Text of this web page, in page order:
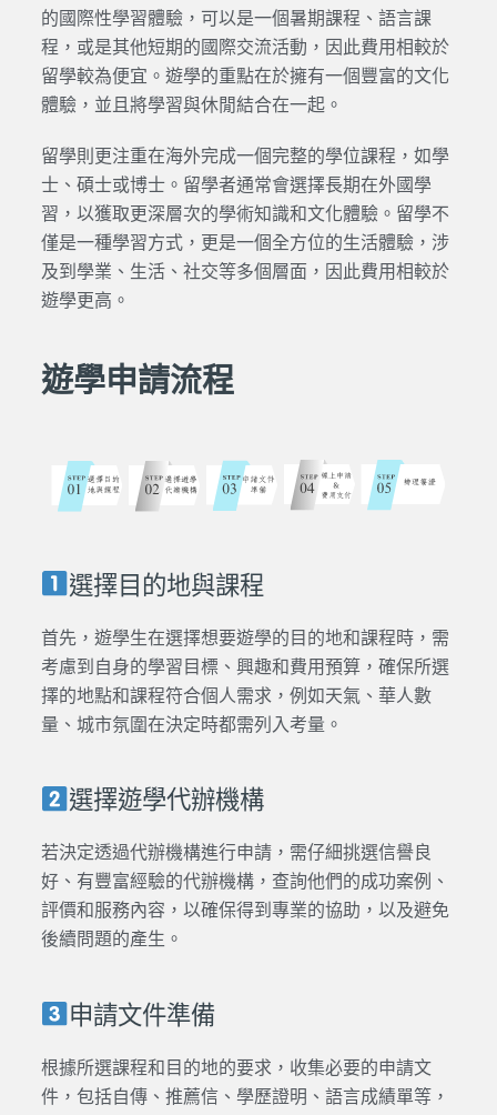
的國際性學習體驗，可以是一個暑期課程、語言課
程，或是其他短期的國際交流活動，因此費用相較於
留學較為便宜。遊學的重點在於擁有一個豐富的文化
體驗，並且將學習與休閒結合在一起。
留學則更注重在海外完成一個完整的學位課程，如學
士、碩士或博士。留學者通常會選擇長期在外國學
習，以獲取更深層次的學術知識和文化體驗。留學不
僅是一種學習方式，更是一個全方位的生活體驗，涉
及到學業、生活、社交等多個層面，因此費用相較於
遊學更高。
遊學申請流程
選擇目的地與課程
首先， 遊學生在選擇想要遊學的目的地和課程時，需
考慮到自身的學習目標、興趣和費用預算，確保所選
擇的地點和課程符合個人需求，例如天氣、華人數
量、城市氛圍在決定時都需列入考量。
選擇遊學代辦機構
若決定透過代辦機構進行申請，需仔細挑選信譽良
好、有豐富經驗的代辦機構，查詢他們的成功案例、
評價和服務內容，以確保得到專業的協助，以及避免
後續問題的產生。
申請文件準備
根據所選課程和目的地的要求，收集必要的申請文
件，包括自傳、推薦信、學歷證明、語言成績單等，